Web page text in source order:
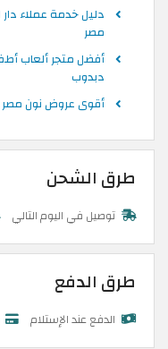
دليل خدمة عملاء دار
مصر
أفضل متجر ألعاب
دبدوب
أقوى عروض نون مصر
طرق الشحن
توصيل في اليوم التالي
طرق الدفع
الدفع عند الإستلام